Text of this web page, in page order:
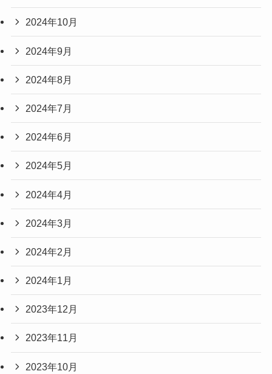
2024年10月
2024年9月
2024年8月
2024年7月
2024年6月
2024年5月
2024年4月
2024年3月
2024年2月
2024年1月
2023年12月
2023年11月
2023年10月